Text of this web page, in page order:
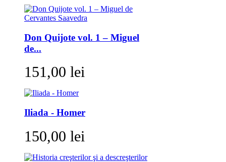
Don Quijote vol. 1 – Miguel
de...
151,00 lei
Iliada - Homer
150,00 lei